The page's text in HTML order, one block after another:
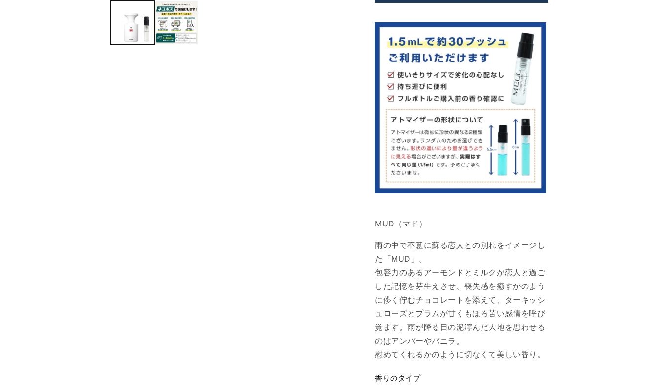
ス
ン
ド
ウ
ト）
マ
ド
EDP
の
数
量
を
減
ら
ス
ン
ド
ウ
ト）
マ
EDP
の
数
量
増
や
MUD（マド）
雨の中で不意に蘇る恋人との別れをイメージし
た「MUD」。
包容力のあるアーモンドとミルクが恋人と過ご
した記憶を芽生えさせ、喪失感を癒すかのよう
に儚く佇むチョコレートを添えて、ターキッシ
ュローズとプラムが甘くもほろ苦い感情を呼び
覚ます。雨が降る日の泥濘んだ大地を思わせる
のはアンバーやバニラ。
慰めてくれるかのように切なくて美しい香り。
香りのタイプ